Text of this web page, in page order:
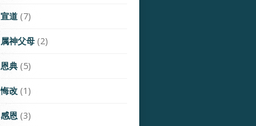
宣道 (7)
属神父母 (2)
恩典 (5)
悔改 (1)
感恩 (3)